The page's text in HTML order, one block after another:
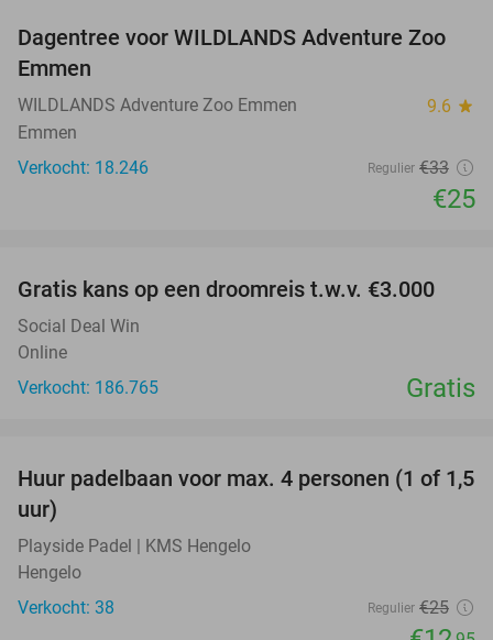
24%
Dagentree voor WILDLANDS Adventure Zoo
Emmen
WILDLANDS Adventure Zoo Emmen 9.6 star
Emmen
Verkocht: 18.246
Regulier €33
€25
Gratis kans op een droomreis t.w.v. €3.000
Social Deal Win
Online
Verkocht: 186.765
Gratis
48%
Huur padelbaan voor max. 4 personen (1 of 1,5
uur)
Playside Padel | KMS Hengelo
Hengelo
Verkocht: 38
Regulier €25